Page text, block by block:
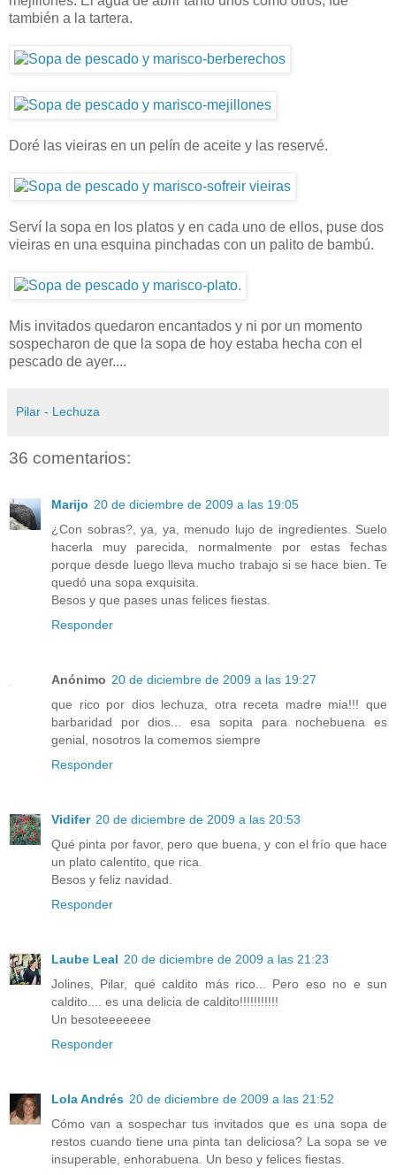
también a la tartera.
Doré las vieiras en un pelín de aceite y las reservé.
Serví la sopa en los platos y en cada uno de ellos, puse dos
vieiras en una esquina pinchadas con un palito de bambú.
Mis invitados quedaron encantados y ni por un momento
sospecharon de que la sopa de hoy estaba hecha con el
pescado de ayer....
Pilar - Lechuza
36 comentarios:
Marijo 20 de diciembre de 2009 a las 19:05
¿Con sobras?, ya, ya, menudo lujo de ingredientes. Suelo
hacerla muy parecida, normalmente por estas fechas
porque desde luego lleva mucho trabajo si se hace bien. Te
quedó una sopa exquisita.
Besos y que pases unas felices fiestas.
Responder
Anónimo 20 de diciembre de 2009 a las 19:27
que rico por dios lechuza, otra receta madre mia!!! que
barbaridad por dios... esa sopita para nochebuena es
genial, nosotros la comemos siempre
Responder
Vidifer 20 de diciembre de 2009 a las 20:53
Qué pinta por favor, pero que buena, y con el frío que hace
un plato calentito, que rica.
Besos y feliz navidad.
Responder
Laube Leal 20 de diciembre de 2009 a las 21:23
Jolines, Pilar, qué caldito más rico... Pero eso no e sun
caldito.... es una delicia de caldito!!!!!!!!!!!
Un besoteeeeeee
Responder
Lola Andrés 20 de diciembre de 2009 a las 21:52
Cómo van a sospechar tus invitados que es una sopa de
restos cuando tiene una pinta tan deliciosa? La sopa se ve
insuperable, enhorabuena. Un beso y felices fiestas.